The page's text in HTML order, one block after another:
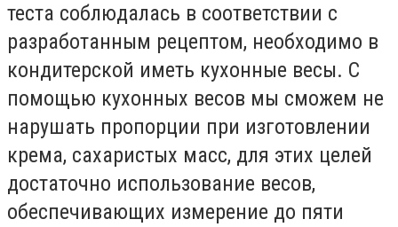
теста соблюдалась в соответствии с
разработанным рецептом, необходимо в
кондитерской иметь кухонные весы. С
помощью кухонных весов мы сможем не
нарушать пропорции при изготовлении
крема, сахаристых масс, для этих целей
достаточно использование весов,
обеспечивающих измерение до пяти